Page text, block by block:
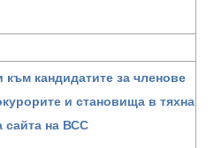
кандидатите за членове
и становища в тяхна
сайта на ВСС